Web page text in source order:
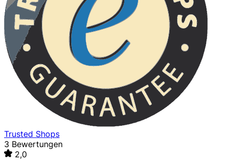
Trusted Shops
3 Bewertungen
2,0